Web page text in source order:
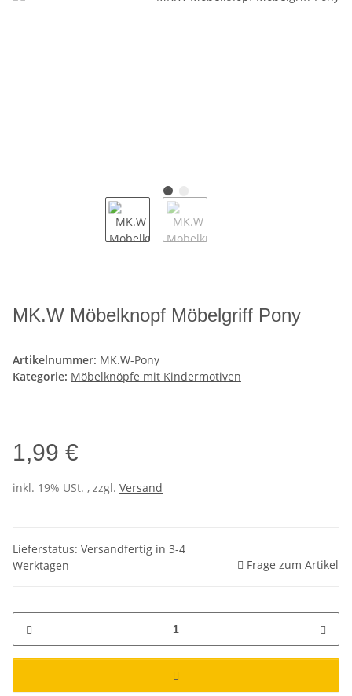
MK.W Möbelknopf Möbelgriff Pony
Artikelnummer: MK.W-Pony
Kategorie: Möbelknöpfe mit Kindermotiven
1,99 €
inkl. 19% USt. , zzgl. Versand
Lieferstatus: Versandfertig in 3-4
Werktagen
Frage zum Artikel